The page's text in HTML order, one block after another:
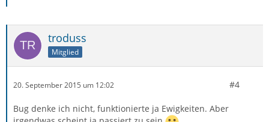
troduss
Mitglied
20. September 2015 um 12:02 #4
Bug denke ich nicht, funktionierte ja Ewigkeiten. Aber